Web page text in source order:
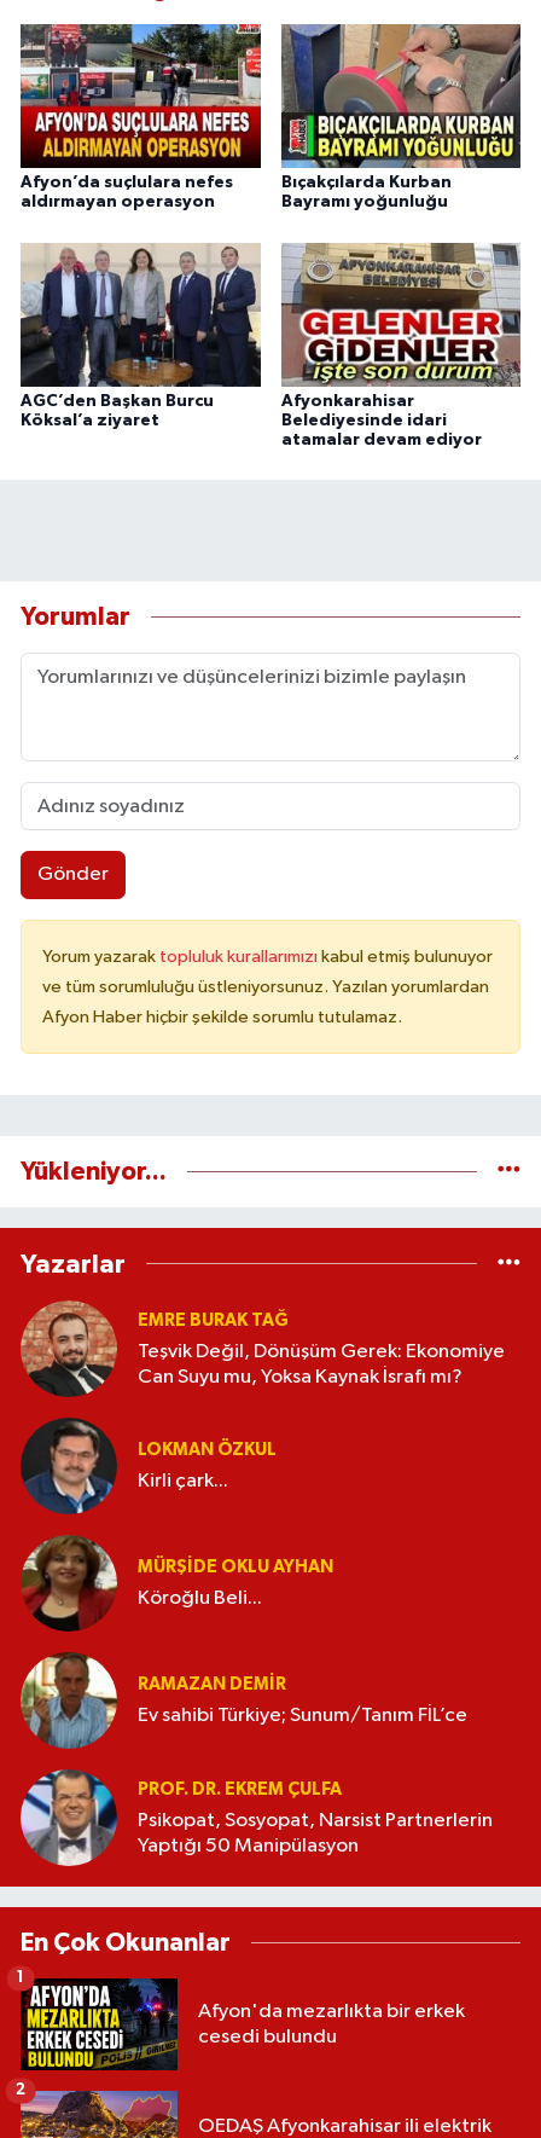
Afyon’da suçlulara nefes
aldırmayan operasyon
Bıçakçılarda Kurban
Bayramı yoğunluğu
AGC’den Başkan Burcu
Köksal’a ziyaret
Afyonkarahisar
Belediyesinde idari
atamalar devam ediyor
Yorumlar
Gönder
Yorum yazarak topluluk kurallarımızı kabul etmiş bulunuyor
ve tüm sorumluluğu üstleniyorsunuz. Yazılan yorumlardan
Afyon Haber hiçbir şekilde sorumlu tutulamaz.
Yükleniyor...
Yazarlar
EMRE BURAK TAĞ
Teşvik Değil, Dönüşüm Gerek: Ekonomiye
Can Suyu mu, Yoksa Kaynak İsrafı mı?
LOKMAN ÖZKUL
Kirli çark...
MÜRŞIDE OKLU AYHAN
Köroğlu Beli...
RAMAZAN DEMİR
Ev sahibi Türkiye; Sunum/Tanım FİL’ce
PROF. DR. EKREM ÇULFA
Psikopat, Sosyopat, Narsist Partnerlerin
Yaptığı 50 Manipülasyon
En Çok Okunanlar
Afyon'da mezarlıkta bir erkek
cesedi bulundu
1
OEDAŞ Afyonkarahisar ili elektrik
2